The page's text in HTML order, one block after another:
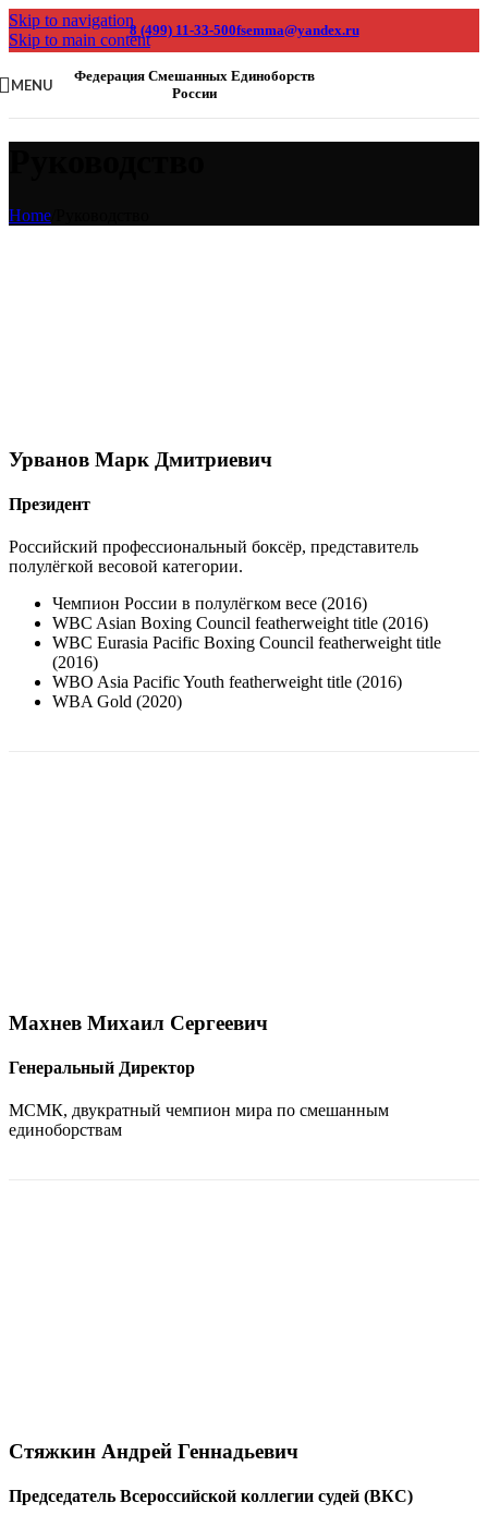
Skip to navigation
Skip to main content
8 (499) 11-33-500fsemma@yandex.ru
MENU
Федерация Смешанных Единоборств
России
Home
Урванов Марк Дмитриевич
Президент
Российский профессиональный боксёр, представитель
полулёгкой весовой категории.
Чемпион России в полулёгком весе (2016)
WBC Asian Boxing Council featherweight title (2016)
WBC Eurasia Pacific Boxing Council featherweight title
(2016)
WBO Asia Pacific Youth featherweight title (2016)
WBA Gold (2020)
Махнев Михаил Сергеевич
Генеральный Директор
МСМК, двукратный чемпион мира по смешанным
единоборствам
Стяжкин Андрей Геннадьевич
Председатель Всероссийской коллегии судей (ВКС)